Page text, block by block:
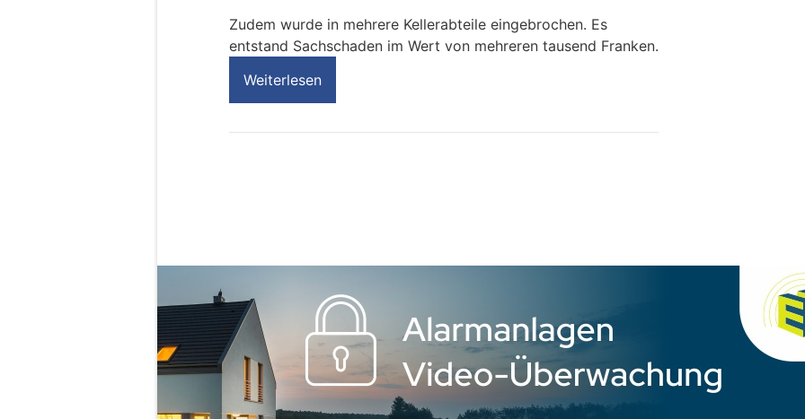
Zudem wurde in mehrere Kellerabteile eingebrochen. Es
entstand Sachschaden im Wert von mehreren tausend Franken.
Weiterlesen